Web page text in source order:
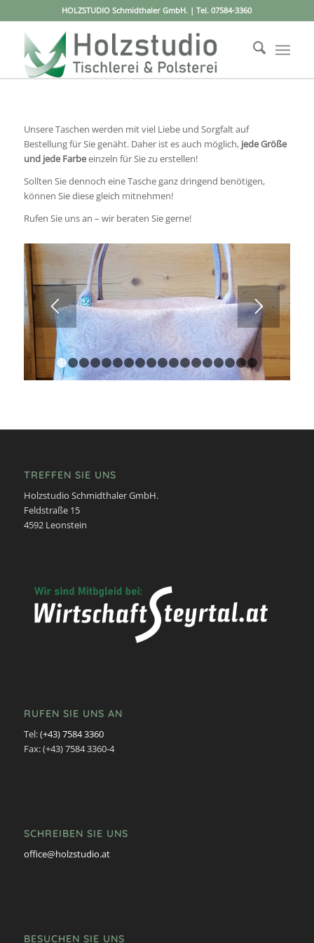
HOLZSTUDIO Schmidthaler GmbH. | Tel.07584-3360
Unsere Taschen werden mit viel Liebe und Sorgfalt auf
Bestellung für Sie genäht. Daher ist es auch möglich,jede Größe
und jede Farbeeinzeln für Sie zu erstellen!
Sollten Sie dennoch eine Tasche ganz dringend benötigen,
können Sie diese gleich mitnehmen!
Rufen Sie uns an – wir beraten Sie gerne!
1 2 3 4 5 6 7 8 9 101112 14
TREFFEN SIE UNS
Holzstudio Schmidthaler GmbH.
Feldstraße 15
4592 Leonstein
RUFEN SIE UNS AN
Tel:(+43) 7584 3360
Fax: (+43) 7584 3360-4
SCHREIBEN SIE UNS
office@holzstudio.at
BESUCHEN SIE UNS